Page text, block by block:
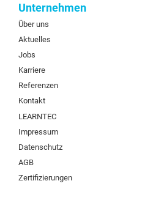
Unternehmen
Über uns
Aktuelles
Jobs
Karriere
Referenzen
Kontakt
LEARNTEC
Impressum
Datenschutz
AGB
Zertifizierungen